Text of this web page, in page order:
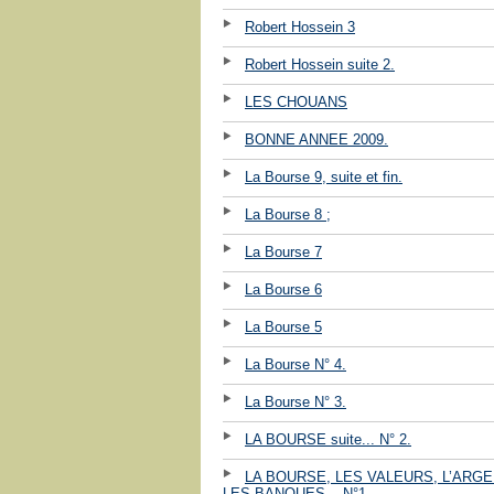
Robert Hossein 3
Robert Hossein suite 2.
LES CHOUANS
BONNE ANNEE 2009.
La Bourse 9, suite et fin.
La Bourse 8 ;
La Bourse 7
La Bourse 6
La Bourse 5
La Bourse N° 4.
La Bourse N° 3.
LA BOURSE suite... N° 2.
LA BOURSE, LES VALEURS,